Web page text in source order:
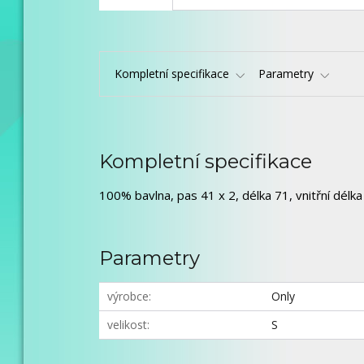
Kompletní specifikace Parametry
Kompletní specifikace
100% bavlna, pas 41 x 2, délka 71, vnitřní
Parametry
výrobce
Only
velikost
S